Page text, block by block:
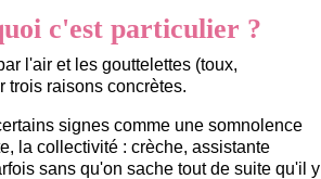
c'est particulier ?
l'air et les gouttelettes (toux,
trois raisons concrètes.
signes comme une somnolence
la collectivité : crèche, assistante
sans qu'on sache tout de suite qu'il y